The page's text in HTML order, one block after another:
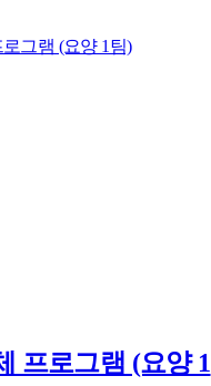
프로그램 (요양 1